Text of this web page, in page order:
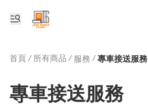
首頁 / 所有商品 / 服務 / 專車接送服務
專車接送服務